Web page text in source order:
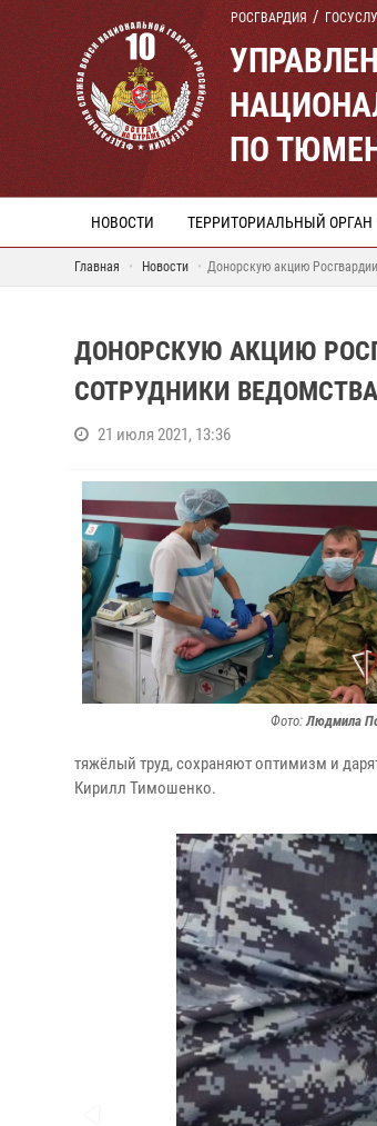
РОСГВАРДИЯ
ПО
НОВОСТИ ТЕРРИТОРИАЛЬНЫЙ ОРГАН
Главная Новости Донорскую акцию
ДОНОРСКУЮ АКЦИЮ
СОТРУДНИКИ
21 июля 2021, 13:36
Фото:Людмила
тяжёлый труд, сохраняют оптимизм и
Кирилл Тимошенко.